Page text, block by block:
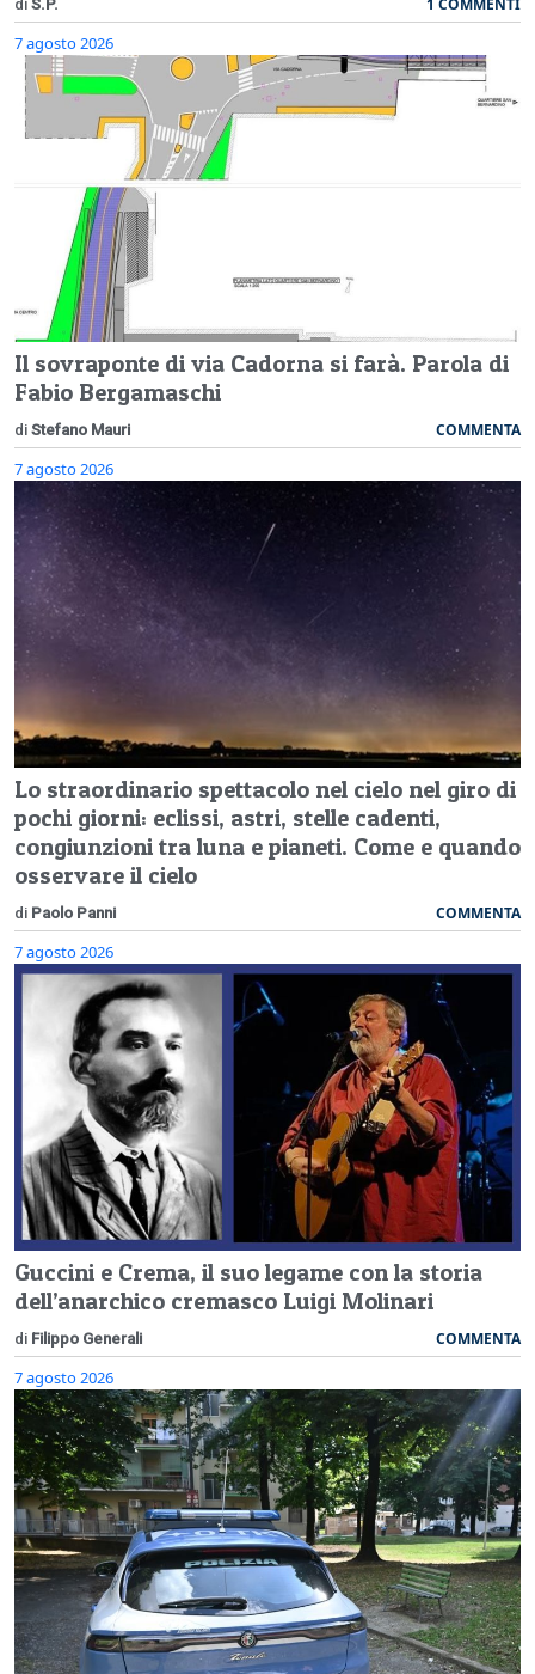
di S.P.
7 agosto 2026
Il sovraponte di via Cadorna si farà. Parola di
Fabio Bergamaschi
di Stefano Mauri COMMENTA
7 agosto 2026
Lo straordinario spettacolo nel cielo nel giro di
pochi giorni: eclissi, astri, stelle cadenti,
congiunzioni tra luna e pianeti. Come e quando
osservare il cielo
di Paolo Panni COMMENTA
7 agosto 2026
Guccini e Crema, il suo legame con la storia
dell’anarchico cremasco Luigi Molinari
di Filippo Generali COMMENTA
7 agosto 2026